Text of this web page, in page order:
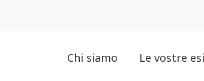
Chi siamo Le vostre